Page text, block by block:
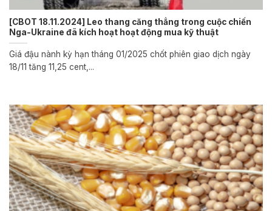
[CBOT 18.11.2024] Leo thang căng thẳng trong cuộc chiến
Nga-Ukraine đã kích hoạt hoạt động mua kỹ thuật
Giá đậu nành kỳ hạn tháng 01/2025 chốt phiên giao dịch ngày
18/11 tăng 11,25 cent,...